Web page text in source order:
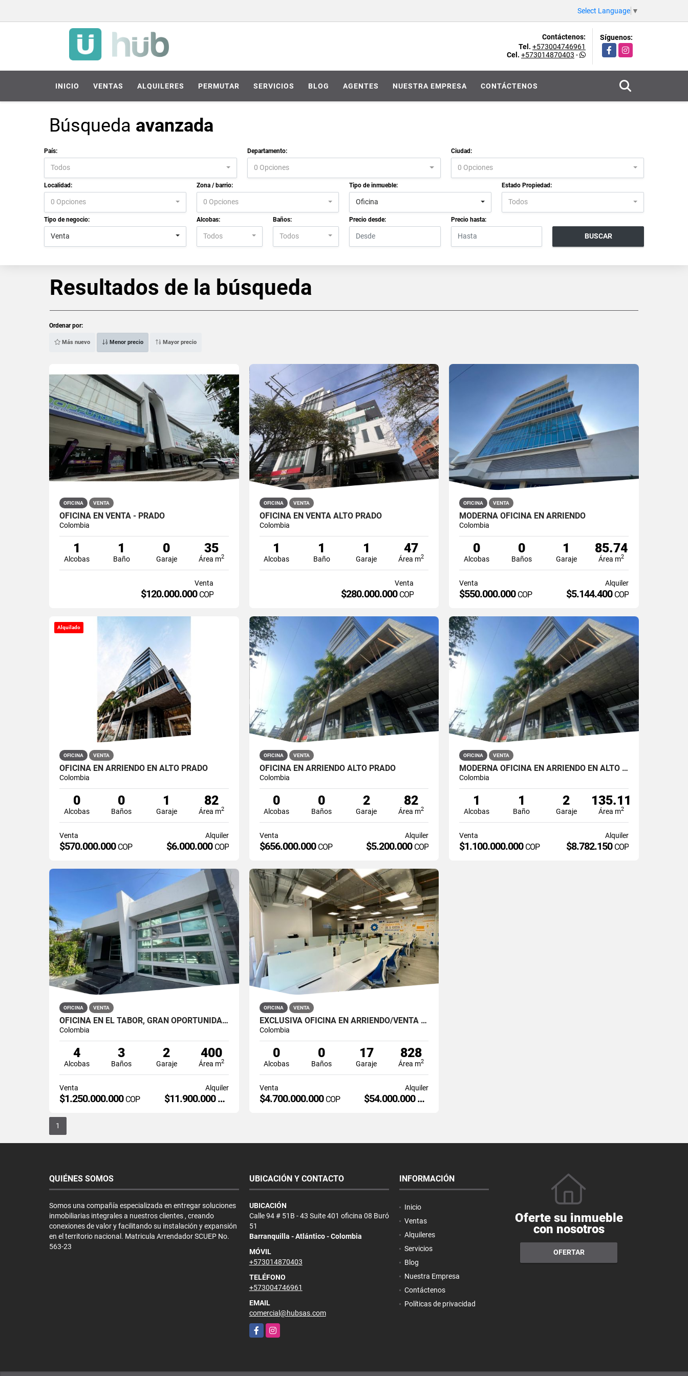
Select Language ▼
Contáctenos:
Tel. +573004746961
Cel. +573014870403 -
Síguenos:
FacebookInstagram
INICIO VENTAS ALQUILERES PERMUTAR SERVICIOS BLOG AGENTES NUESTRA EMPRESA CONTÁCTENOS
Búsqueda avanzada
País:
Todos
Departamento:
0 Opciones
Ciudad:
0 Opciones
Localidad:
0 Opciones
Zona / barrio:
0 Opciones
Tipo de inmueble:
Oficina
Estado Propiedad:
Todos
Tipo de negocio:
Venta
Alcobas:
Todos
Baños:
Todos
Precio desde: Precio hasta:
BUSCAR
Resultados de la búsqueda
Ordenar por:
Más nuevo Menor precio Mayor precio
OFICINA VENTA
OFICINA EN VENTA - PRADO
Colombia
1
Alcobas
1
Baño
0
Garaje
35
Área m2
Venta
$120.000.000 COP
OFICINA VENTA
OFICINA EN VENTA ALTO PRADO
Colombia
1
Alcobas
1
Baño
1
Garaje
47
Área m2
Venta
$280.000.000 COP
OFICINA VENTA
MODERNA OFICINA EN ARRIENDO
Colombia
0
Alcobas
0
Baños
1
Garaje
85.74
Área m2
Venta
$550.000.000 COP
Alquiler
$5.144.400 COP
Alquilado
OFICINA VENTA
OFICINA EN ARRIENDO EN ALTO PRADO
Colombia
0
Alcobas
0
Baños
1
Garaje
82
Área m2
Venta
$570.000.000 COP
Alquiler
$6.000.000 COP
OFICINA VENTA
OFICINA EN ARRIENDO ALTO PRADO
Colombia
0
Alcobas
0
Baños
2
Garaje
82
Área m2
Venta
$656.000.000 COP
Alquiler
$5.200.000 COP
OFICINA VENTA
MODERNA OFICINA EN ARRIENDO EN ALTO PRADO
Colombia
1
Alcobas
1
Baño
2
Garaje
135.11
Área m2
Venta
$1.100.000.000 COP
Alquiler
$8.782.150 COP
OFICINA VENTA
OFICINA EN EL TABOR, GRAN OPORTUNIDAD DE INVERSION
Colombia
4
Alcobas
3
Baños
2
Garaje
400
Área m2
Venta
$1.250.000.000 COP
Alquiler
$11.900.000
COP
OFICINA VENTA
EXCLUSIVA OFICINA EN ARRIENDO/VENTA EN ALTO PRADO
Colombia
0
Alcobas
0
Baños
17
Garaje
828
Área m2
Venta
$4.700.000.000 COP
Alquiler
$54.000.000
COP
1
QUIÉNES SOMOS
Somos una compañía especializada en entregar soluciones
inmobiliarias integrales a nuestros clientes , creando
conexiones de valor y facilitando su instalación y expansión
en el territorio nacional. Matricula Arrendador SCUEP No.
563-23
UBICACIÓN Y CONTACTO
UBICACIÓN
Calle 94 # 51B - 43 Suite 401 oficina 08 Buró
51
Barranquilla - Atlántico - Colombia
MÓVIL
+573014870403
TELÉFONO
+573004746961
EMAIL
comercial@hubsas.com
FacebookInstagram
INFORMACIÓN
Inicio
Ventas
Alquileres
Servicios
Blog
Nuestra Empresa
Contáctenos
Políticas de privacidad
Oferte su inmueble
con nosotros
OFERTAR